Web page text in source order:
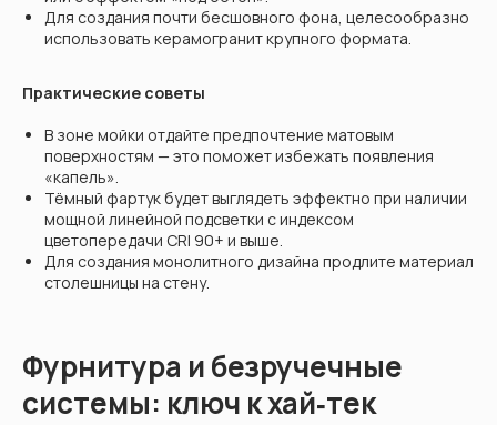
Для создания почти бесшовного фона, целесообразно
использовать керамогранит крупного формата.
Практические советы
В зоне мойки отдайте предпочтение матовым
поверхностям — это поможет избежать появления
«капель».
Тёмный фартук будет выглядеть эффектно при наличии
мощной линейной подсветки с индексом
цветопередачи CRI 90+ и выше.
Для создания монолитного дизайна продлите материал
столешницы на стену.
Фурнитура и безручечные
системы: ключ к хай‑тек